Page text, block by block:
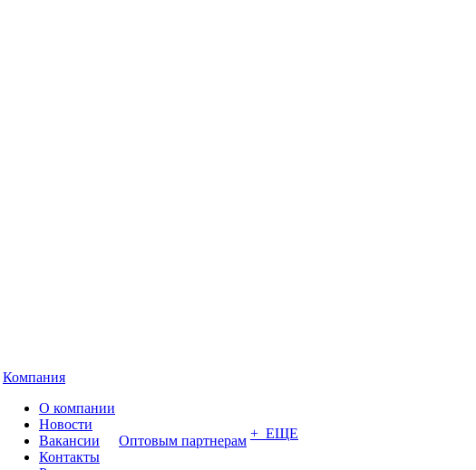
Компания
О компании
Новости
Вакансии
Контакты
Оптовым партнерам + ЕЩЕ